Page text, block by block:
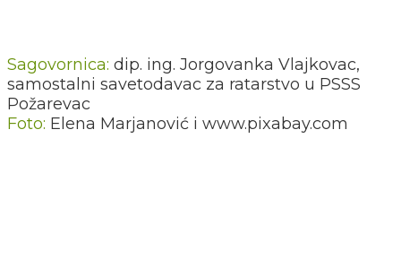
Sagovornica: dip. ing. Jorgovanka Vlajkovac,
samostalni savetodavac za ratarstvo u PSSS
Požarevac
Foto: Elena Marjanović i www.pixabay.com